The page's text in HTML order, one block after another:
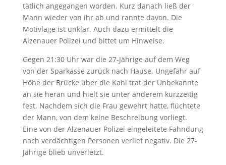
tätlich angegangen worden. Kurz danach ließ der
Mann wieder von ihr ab und rannte davon. Die
Motivlage ist unklar. Auch dazu ermittelt die
Alzenauer Polizei und bittet um Hinweise.
Gegen 21:30 Uhr war die 27-Jährige auf dem Weg
von der Sparkasse zurück nach Hause. Ungefähr auf
Höhe der Brücke über die Kahl trat der Unbekannte
an sie heran und hielt sie unter anderem kurzzeitig
fest. Nachdem sich die Frau gewehrt hatte, flüchtete
der Mann, von dem keine Beschreibung vorliegt.
Eine von der Alzenauer Polizei eingeleitete Fahndung
nach verdächtigen Personen verlief negativ. Die 27-
Jährige blieb unverletzt.